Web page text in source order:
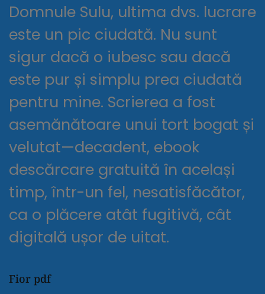
Domnule Sulu, ultima dvs. lucrare
este un pic ciudată. Nu sunt
sigur dacă o iubesc sau dacă
este pur și simplu prea ciudată
pentru mine. Scrierea a fost
asemănătoare unui tort bogat și
velutat—decadent, ebook
descărcare gratuită în același
timp, într-un fel, nesatisfăcător,
ca o plăcere atât fugitivă, cât
digitală ușor de uitat.
Fior pdf